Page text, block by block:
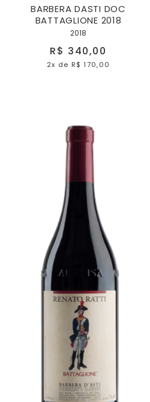
BARBERA DASTI DOC
BATTAGLIONE 2018
2018
R$ 340,00
2x de R$ 170,00